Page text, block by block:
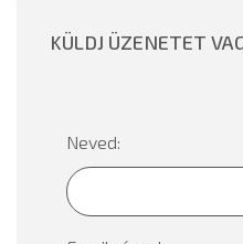
KÜLDJ ÜZENETET
Neved: